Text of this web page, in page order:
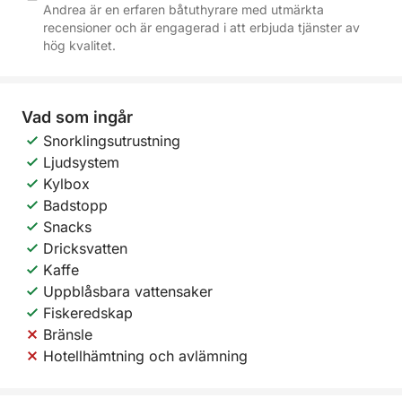
Andrea är en erfaren båtuthyrare med utmärkta
recensioner och är engagerad i att erbjuda tjänster av
hög kvalitet.
Vad som ingår
Snorklingsutrustning
Ljudsystem
Kylbox
Badstopp
Snacks
Dricksvatten
Kaffe
Uppblåsbara vattensaker
Fiskeredskap
Bränsle
Hotellhämtning och avlämning